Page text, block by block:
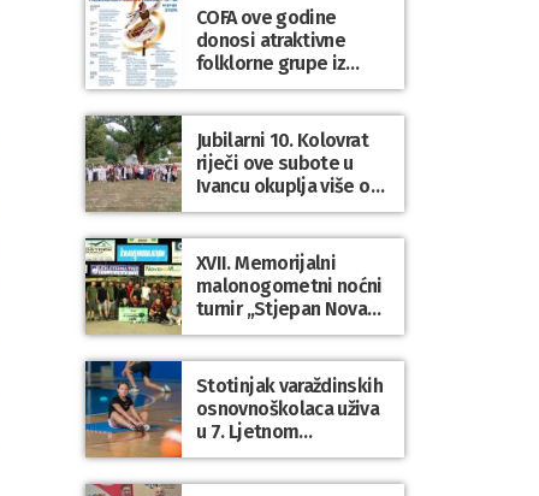
COFA ove godine
donosi atraktivne
folklorne grupe iz
Poljske, Škotske, Litve
i Uskršnjih otoka
Jubilarni 10. Kolovrat
riječi ove subote u
Ivancu okuplja više od
50 pjesnika
XVII. Memorijalni
malonogometni noćni
turnir „Stjepan Novak“
okupio brojne ekipe i
posjetitelje u Grani
Stotinjak varaždinskih
osnovnoškolaca uživa
u 7. Ljetnom
sportskom višeboju